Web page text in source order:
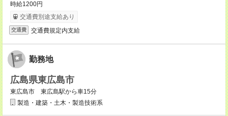
時給1200円
交通費別途支給あり
交通費 交通費規定内支給
勤務地
広島県東広島市
東広島市 東広島駅から車15分
製造・建築・土木・製造技術系